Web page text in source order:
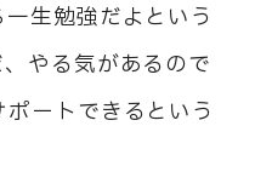
生勉強だよという
やる気があるので
ートできるという